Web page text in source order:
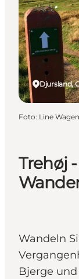
Trehøj
Wandeln
Bjerge
Djursland,
Foto: Line